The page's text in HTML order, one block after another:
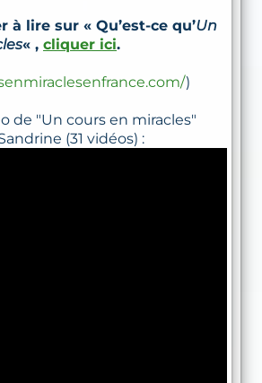
à lire sur « Qu’est-ce qu’Un
« , cliquer ici.
)
de "Un cours en miracles"
(31 vidéos) :